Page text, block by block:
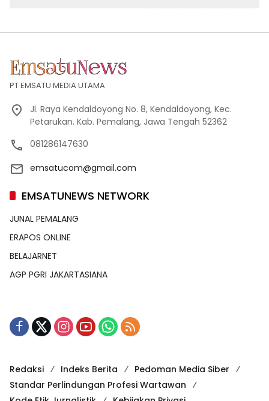
PT EMSATU MEDIA UTAMA
Jl. Raya Kendaldoyong No. 8, Kendaldoyong, Kec.
Petarukan. Kab. Pemalang, Jawa Tengah 52362
081286147630
emsatucom@gmail.com
EMSATUNEWS NETWORK
JUNAL PEMALANG
ERAPOS ONLINE
BELAJARNET
AGP PGRI JAKARTASIANA
Redaksi Indeks Berita
Pedoman Media Siber
Standar Perlindungan Profesi Wartawan